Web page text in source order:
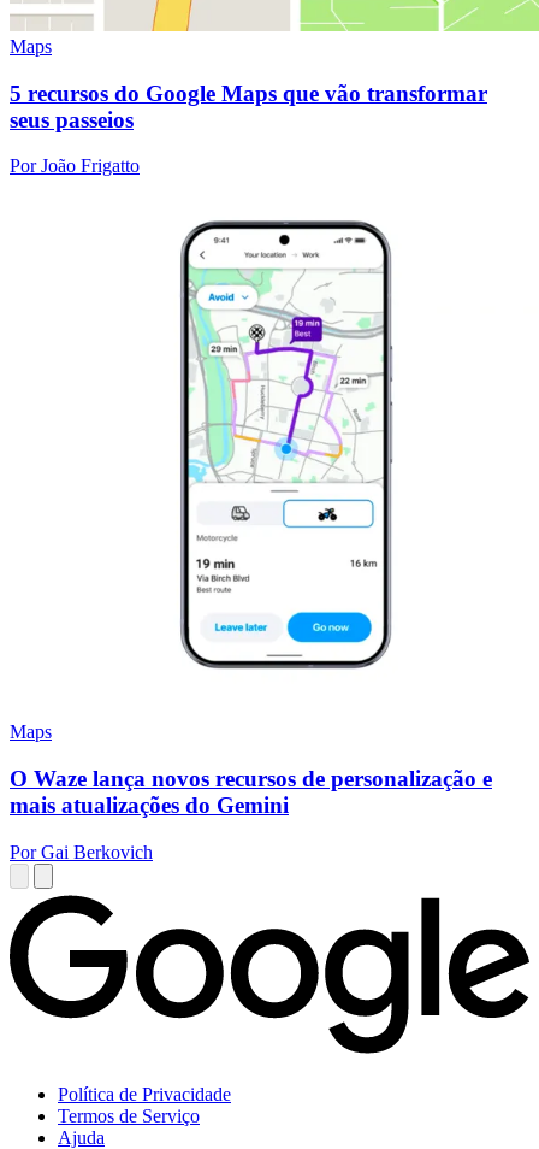
Maps
5 recursos do Google Maps que vão transformar
seus passeios
Por João Frigatto
Maps
O Waze lança novos recursos de personalização e
mais atualizações do Gemini
Por Gai Berkovich
Política de Privacidade
Termos de Serviço
Ajuda